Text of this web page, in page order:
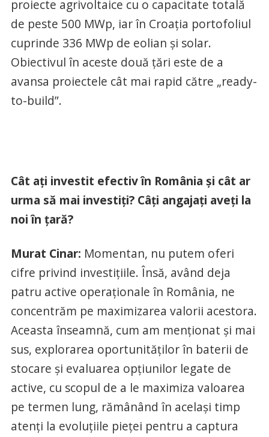
proiecte agrivoltaice cu o capacitate totală
de peste 500 MWp, iar în Croația portofoliul
cuprinde 336 MWp de eolian și solar.
Obiectivul în aceste două țări este de a
avansa proiectele cât mai rapid către „ready-
to-build”.
Cât ați investit efectiv în România și cât ar
urma să mai investiți? Câți angajați aveți la
noi în țară?
Murat Cinar: Momentan, nu putem oferi
cifre privind investițiile. Însă, având deja
patru active operaționale în România, ne
concentrăm pe maximizarea valorii acestora.
Aceasta înseamnă, cum am menționat și mai
sus, explorarea oportunităților în baterii de
stocare și evaluarea opțiunilor legate de
active, cu scopul de a le maximiza valoarea
pe termen lung, rămânând în același timp
atenți la evoluțiile pieței pentru a captura